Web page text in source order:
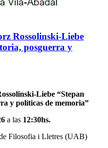
Rossolinski-Liebe
posguerra y
Liebe “Stepan
y políticas de memoria”
a las 12:30hs.
Filosofia i Lletres (UAB)